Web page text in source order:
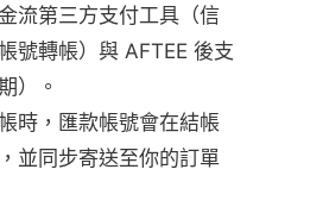
流第三方支付工具（信
號轉帳）與 AFTEE 後支
）。
時，匯款帳號會在結帳
並同步寄送至你的訂單